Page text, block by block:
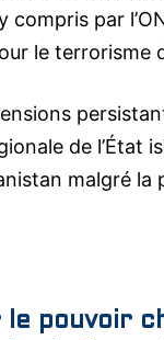
par
le terrorisme
de l’État
malgré la
pouvoir